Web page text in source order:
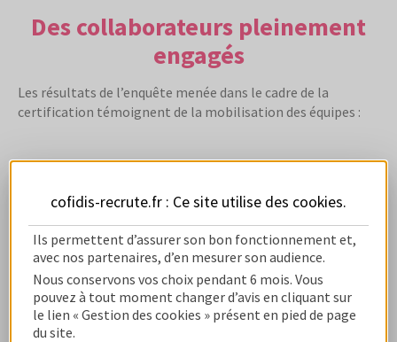
Des collaborateurs pleinement
engagés
Les résultats de l’enquête menée dans le cadre de la
certification témoignent de la mobilisation des équipes :
85%
des collaborateurs ont participé à l’enquête
cofidis-recrute.fr : Ce site utilise des cookies.
Ils permettent d’assurer son bon fonctionnement et,
avec nos partenaires, d’en mesurer son audience.
Nous conservons vos choix pendant 6 mois. Vous
pouvez à tout moment changer d’avis en cliquant sur
le lien « Gestion des cookies » présent en pied de page
du site.